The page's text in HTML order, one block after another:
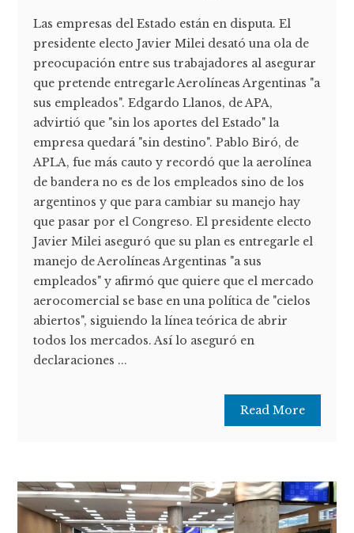
Las empresas del Estado están en disputa. El
presidente electo Javier Milei desató una ola de
preocupación entre sus trabajadores al asegurar
que pretende entregarle Aerolíneas Argentinas "a
sus empleados". Edgardo Llanos, de APA,
advirtió que "sin los aportes del Estado" la
empresa quedará "sin destino". Pablo Biró, de
APLA, fue más cauto y recordó que la aerolínea
de bandera no es de los empleados sino de los
argentinos y que para cambiar su manejo hay
que pasar por el Congreso. El presidente electo
Javier Milei aseguró que su plan es entregarle el
manejo de Aerolíneas Argentinas "a sus
empleados" y afirmó que quiere que el mercado
aerocomercial se base en una política de "cielos
abiertos", siguiendo la línea teórica de abrir
todos los mercados. Así lo aseguró en
declaraciones ...
Read More